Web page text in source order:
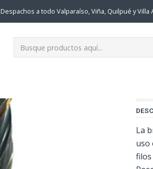
Despachos a todo Valparaíso, Viña, Quilpué y Villa
Inicio mercadolibre Broca Alpen 6mm
La
uso
filos